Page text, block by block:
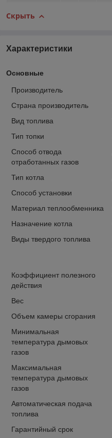
Скрыть
Характеристики
Основные
Производитель
Страна производитель
Вид топлива
Тип топки
Способ отвода
отработанных газов
Тип котла
Способ установки
Материал теплообменника
Назначение котла
Виды твердого топлива
Коэффициент полезного
действия
Вес
Объем камеры сгорания
Минимальная
температура дымовых
газов
Максимальная
температура дымовых
газов
Автоматическая подача
топлива
Гарантийный срок